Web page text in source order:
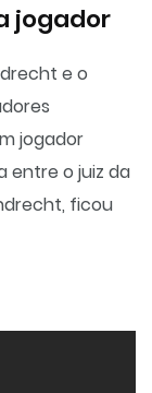
jogador
e o
jogador
entre o juiz da
ficou